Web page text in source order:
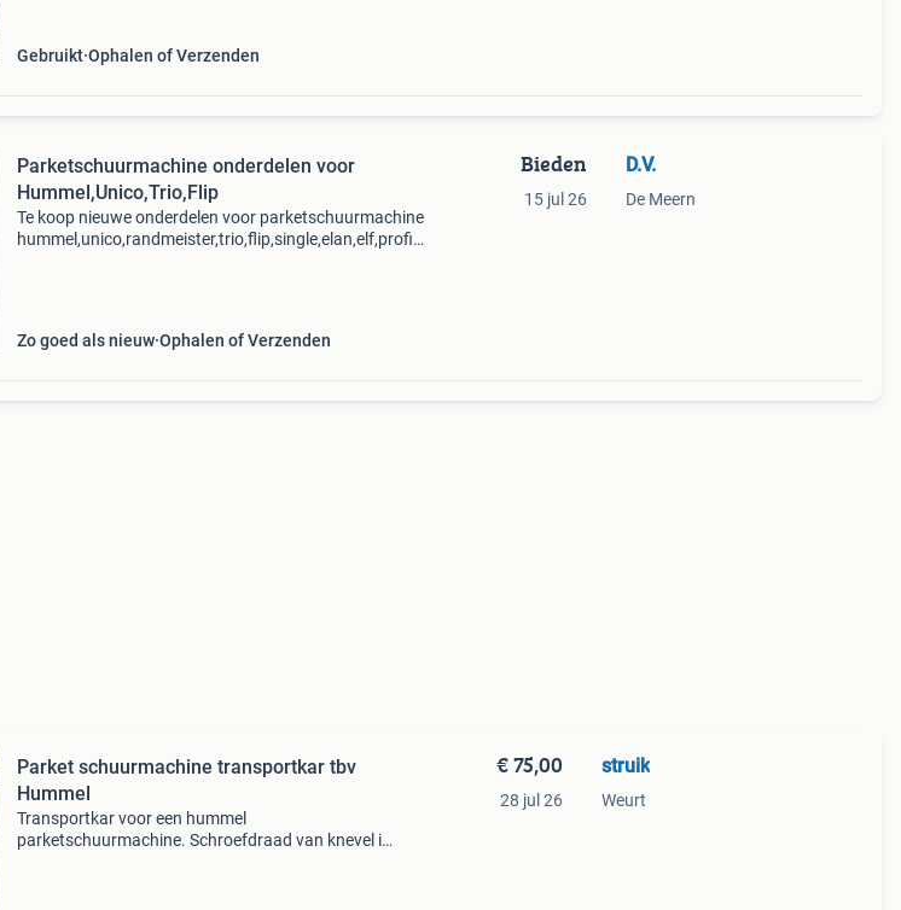
Gebruikt Ophalen of Verzenden
Parketschuurmachine onderdelen voor
Hummel,Unico,Trio,Flip
Te koop nieuwe onderdelen voor parketschuurmachine
hummel,unico,randmeister,trio,flip,single,elan,elf,profit.
Zo goed als nieuw Ophalen of Verzenden
Bieden
15 jul 26
D.V.
De Meern
Parket schuurmachine transportkar tbv
Hummel
Transportkar voor een hummel
parketschuurmachine. Schroefdraad van knevel is
€ 75,00
28 jul 26
struik
Weurt